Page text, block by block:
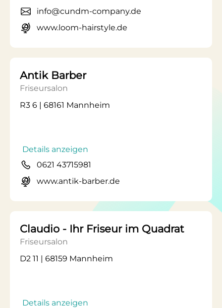
info@cundm-company.de
www.loom-hairstyle.de
Antik Barber
Friseursalon
R3 6 | 68161 Mannheim
Details anzeigen
0621 43715981
www.antik-barber.de
Claudio - Ihr Friseur im Quadrat
Friseursalon
D2 11 | 68159 Mannheim
Details anzeigen